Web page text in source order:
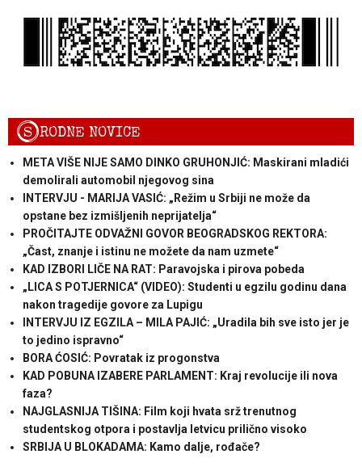
SRODNE NOVICE
META VIŠE NIJE SAMO DINKO GRUHONJIĆ: Maskirani mladići
demolirali automobil njegovog sina
INTERVJU - MARIJA VASIĆ: „Režim u Srbiji ne može da
opstane bez izmišljenih neprijatelja“
PROČITAJTE ODVAŽNI GOVOR BEOGRADSKOG REKTORA:
„Čast, znanje i istinu ne možete da nam uzmete“
KAD IZBORI LIČE NA RAT: Paravojska i pirova pobeda
„LICA S POTJERNICA“ (VIDEO): Studenti u egzilu godinu dana
nakon tragedije govore za Lupigu
INTERVJU IZ EGZILA – MILA PAJIĆ: „Uradila bih sve isto jer je
to jedino ispravno“
BORA ĆOSIĆ: Povratak iz progonstva
KAD POBUNA IZABERE PARLAMENT: Kraj revolucije ili nova
faza?
NAJGLASNIJA TIŠINA: Film koji hvata srž trenutnog
studentskog otpora i postavlja letvicu prilično visoko
SRBIJA U BLOKADAMA: Kamo dalje, rođače?